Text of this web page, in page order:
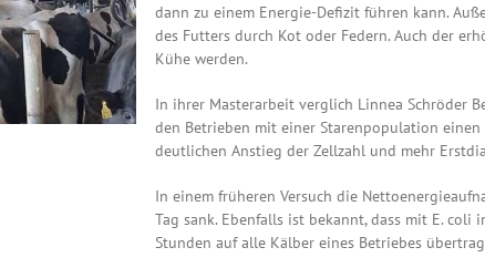
dann zu einem Energie-Defizit führen kann.
des Futters durch Kot oder Federn. Auch der
Kühe werden.
In ihrer Masterarbeit verglich Linnea Schröder
den Betrieben mit einer Starenpopulation
deutlichen Anstieg der Zellzahl und mehr
In einem früheren Versuch die
Tag sank. Ebenfalls ist bekannt, dass mit E.
Stunden auf alle Kälber eines Betriebes